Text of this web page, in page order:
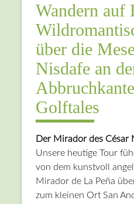
Wandern auf
über die
Nisdafe an
Golftales
Der Mirador des César
Unsere heutige Tour
von dem kunstvoll
Mirador de La Peña
zum kleinen Ort San